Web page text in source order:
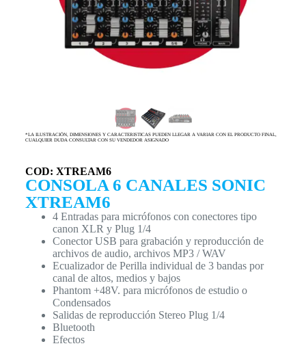
*LA ILUSTRACIÓN, DIMENSIONES Y CARACTERISTICAS PUEDEN LLEGAR A VARIAR CON EL PRODUCTO FINAL,
CUALQUIER DUDA CONSULTAR CON SU VENDEDOR ASIGNADO
COD: XTREAM6
CONSOLA 6 CANALES SONIC
XTREAM6
4 Entradas para micrófonos con conectores tipo
canon XLR y Plug 1/4
Conector USB para grabación y reproducción de
archivos de audio, archivos MP3 / WAV
Ecualizador de Perilla individual de 3 bandas por
canal de altos, medios y bajos
Phantom +48V. para micrófonos de estudio o
Condensados
Salidas de reproducción Stereo Plug 1/4
Bluetooth
Efectos